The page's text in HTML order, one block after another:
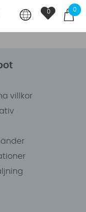
0
0
villkor